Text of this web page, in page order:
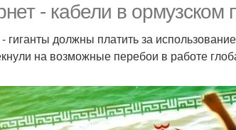
- кабели в ормузском
гиганты должны платить за
на возможные перебои в работе